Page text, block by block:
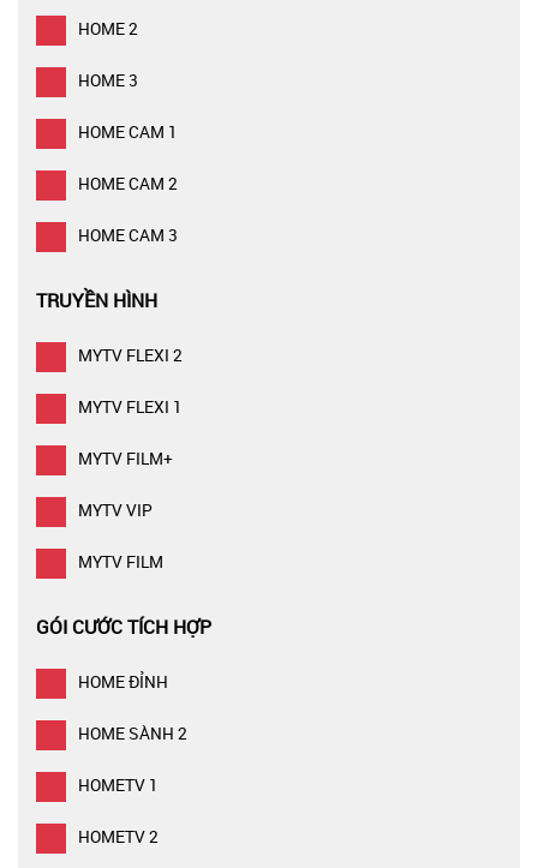
HOME 2
HOME 3
HOME CAM 1
HOME CAM 2
HOME CAM 3
TRUYỀN HÌNH
MYTV FLEXI 2
MYTV FLEXI 1
MYTV FILM+
MYTV VIP
MYTV FILM
GÓI CƯỚC TÍCH HỢP
HOME ĐỈNH
HOME SÀNH 2
HOMETV 1
HOMETV 2